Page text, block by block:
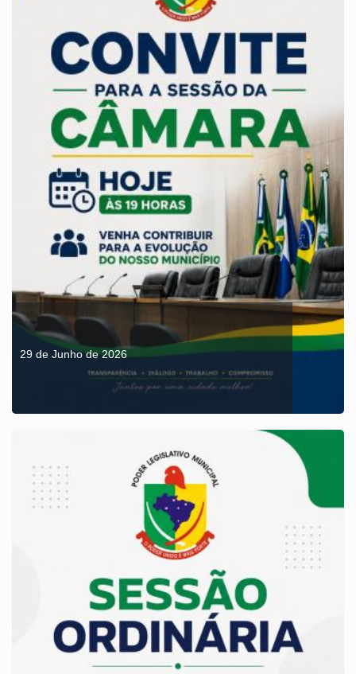
29 de Junho de 2026
Sessão Ordinária 29/06